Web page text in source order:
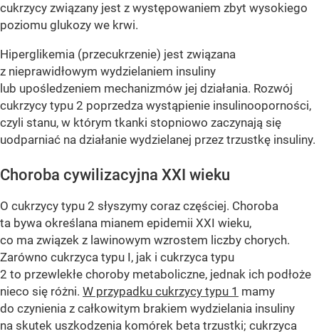
cukrzycy związany jest z występowaniem zbyt wysokiego
poziomu glukozy we krwi.
Hiperglikemia (przecukrzenie) jest związana
z nieprawidłowym wydzielaniem insuliny
lub upośledzeniem mechanizmów jej działania. Rozwój
cukrzycy typu 2 poprzedza wystąpienie insulinooporności,
czyli stanu, w którym tkanki stopniowo zaczynają się
uodparniać na działanie wydzielanej przez trzustkę insuliny.
Choroba cywilizacyjna XXI wieku
O cukrzycy typu 2 słyszymy coraz częściej. Choroba
ta bywa określana mianem epidemii XXI wieku,
co ma związek z lawinowym wzrostem liczby chorych.
Zarówno cukrzyca typu I, jak i cukrzyca typu
2 to przewlekłe choroby metaboliczne, jednak ich podłoże
nieco się różni. W przypadku cukrzycy typu 1 mamy
do czynienia z całkowitym brakiem wydzielania insuliny
na skutek uszkodzenia komórek beta trzustki; cukrzyca